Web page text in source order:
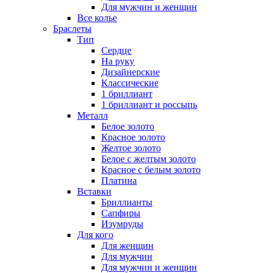
Для мужчин и женщин
Все колье
Браслеты
Тип
Сердце
На руку
Дизайнерские
Классические
1 бриллиант
1 бриллиант и россыпь
Металл
Белое золото
Красное золото
Желтое золото
Белое с желтым золото
Красное с белым золото
Платина
Вставки
Бриллианты
Сапфиры
Изумруды
Для кого
Для женщин
Для мужчин
Для мужчин и женщин